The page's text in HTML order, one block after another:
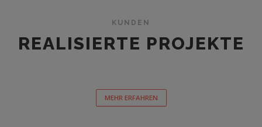
KUNDEN
REALISIERTE PROJEKTE
MEHR ERFAHREN